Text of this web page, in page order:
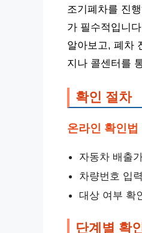
조기폐차를 진
가 필수적입니
알아보고, 폐차
지나 콜센터를
확인 절차
온라인 확인법
자동차 배출
차량번호 입
대상 여부 확
단계별 확